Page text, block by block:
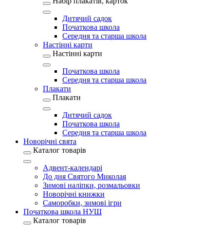
Дитячий садок
Початкова школа
Середня та старша школа
Настінні карти
Настінні карти
Початкова школа
Середня та старша школа
Плакати
Плакати
Дитячий садок
Початкова школа
Середня та старша школа
Новорічні свята
Каталог товарів
Адвент-календарі
До дня Святого Миколая
Зимові наліпки, розмальовки
Новорічні книжки
Саморобки, зимові ігри
Початкова школа НУШ
Каталог товарів